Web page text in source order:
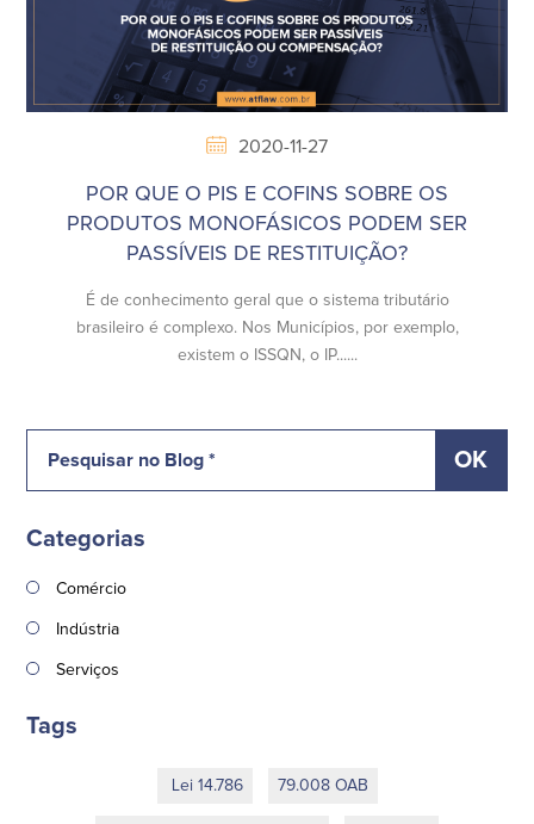
2020-11-27
POR QUE O PIS E COFINS SOBRE OS
PRODUTOS MONOFÁSICOS PODEM SER
PASSÍVEIS DE RESTITUIÇÃO?
É de conhecimento geral que o sistema tributário
brasileiro é complexo. Nos Municípios, por exemplo,
existem o ISSQN, o IP......
Categorias
Comércio
Indústria
Serviços
Tags
Lei 14.786 79.008 OAB